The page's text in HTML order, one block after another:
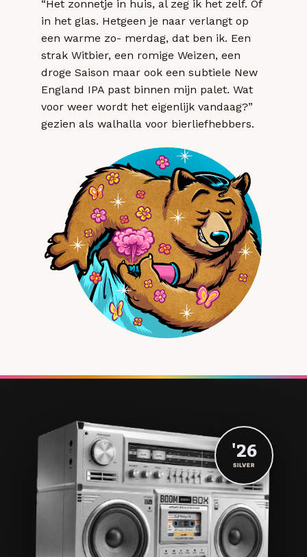
“Het zonnetje in huis, al zeg ik het zelf. Of
in het glas. Hetgeen je naar verlangt op
een warme zo- merdag, dat ben ik. Een
strak Witbier, een romige Weizen, een
droge Saison maar ook een subtiele New
England IPA past binnen mijn palet. Wat
voor weer wordt het eigenlijk vandaag?”
gezien als walhalla voor bierliefhebbers.
'26
SILVER